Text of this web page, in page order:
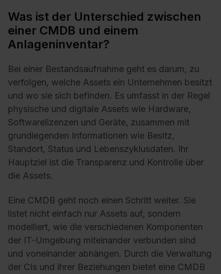
Was ist der Unterschied zwischen
einer CMDB und einem
Anlageninventar?
Bei einer Bestandsaufnahme geht es darum, zu
verfolgen, welche Assets ein Unternehmen besitzt
und wo sie sich befinden. Es umfasst in der Regel
physische und digitale Assets wie Hardware,
Softwarelizenzen und Geräte, zusammen mit
grundlegenden Informationen wie Besitz,
Standort, Status und Lebenszyklusdaten. Ihr
Hauptziel ist die Transparenz und Kontrolle über
die Assets.
Eine CMDB geht noch einen Schritt weiter. Sie
listet nicht einfach nur Assets auf, sondern
modelliert, wie die verschiedenen Komponenten
der IT-Umgebung miteinander verbunden sind
und voneinander abhängen. Durch die Verwaltung
der CIs und ihrer Beziehungen bietet eine CMDB